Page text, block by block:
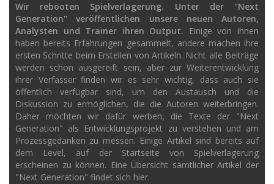
Wir rebooten Spielverlagerung. Unter der "Next
Generation" veröffentlichen unsere neuen Autoren,
Analysten und Trainer ihren Output. Einige von ihnen
haben bereits Erfahrungen gesammelt, andere machen ihre
ersten Schritte beim Erstellen von Artikeln. Nicht alle Beiträge
werden schon ausgereift sein, aber zur Weiterentwicklung
ihrer Verfasser finden wir es sehr wichtig, dass auch sie
öffentlich verfügbar sind, um den Austausch und die
Diskussion zu ermöglichen, die die Autoren weiterbringen.
Daher möchten wir dafür werben, die Texte der "Next
Generation" als Entwicklungsprojekt zu verstehen und am
Prozessgedanken zu messen. Einige Artikel sind bereits auf
dem Level, auf der Startseite von Spielverlagerung
erscheinen zu können. Eine Übersicht sämtlicher Artikel der
"Next Generation" findet sich hier.